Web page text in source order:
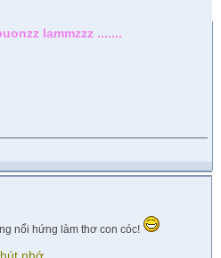
lammzzz .......
nổi hứng làm thơ con cóc!